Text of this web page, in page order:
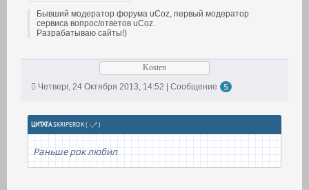
Бывший модератор форума uCoz, первый модератор
сервиса вопрос/ответов uCoz.
Разрабатываю сайты!)
Kosten
Четверг, 24 Октября 2013, 14:52 | Сообщение
5
ЦИТАТАSKRIPEROK( )
Раньше рок любил